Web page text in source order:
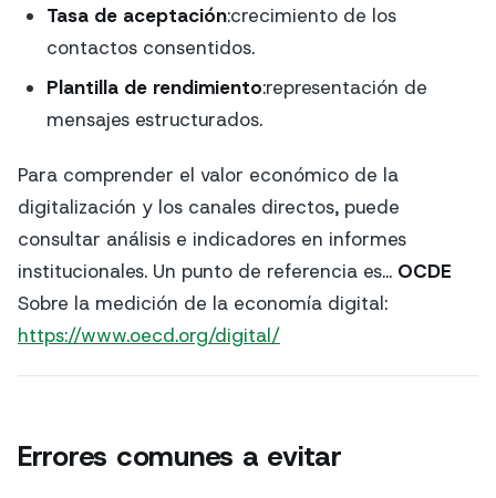
Tasa de aceptación:crecimiento de los
contactos consentidos.
Plantilla de rendimiento:representación de
mensajes estructurados.
Para comprender el valor económico de la
digitalización y los canales directos, puede
consultar análisis e indicadores en informes
institucionales. Un punto de referencia es... OCDE
Sobre la medición de la economía digital:
https://www.oecd.org/digital/
Errores comunes a evitar